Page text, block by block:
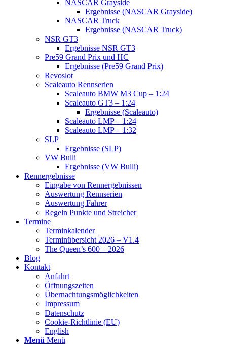
NASCAR Grayside
Ergebnisse (NASCAR Grayside)
NASCAR Truck
Ergebnisse (NASCAR Truck)
NSR GT3
Ergebnisse NSR GT3
Pre59 Grand Prix und HC
Ergebnisse (Pre59 Grand Prix)
Revoslot
Scaleauto Rennserien
Scaleauto BMW M3 Cup – 1:24
Scaleauto GT3 – 1:24
Ergebnisse (Scaleauto)
Scaleauto LMP – 1:24
Scaleauto LMP – 1:32
SLP
Ergebnisse (SLP)
VW Bulli
Ergebnisse (VW Bulli)
Rennergebnisse
Eingabe von Rennergebnissen
Auswertung Rennserien
Auswertung Fahrer
Regeln Punkte und Streicher
Termine
Terminkalender
Terminübersicht 2026 – V1.4
The Queen’s 600 – 2026
Blog
Kontakt
Anfahrt
Öffnungszeiten
Übernachtungsmöglichkeiten
Impressum
Datenschutz
Cookie-Richtlinie (EU)
English
Menü Menü